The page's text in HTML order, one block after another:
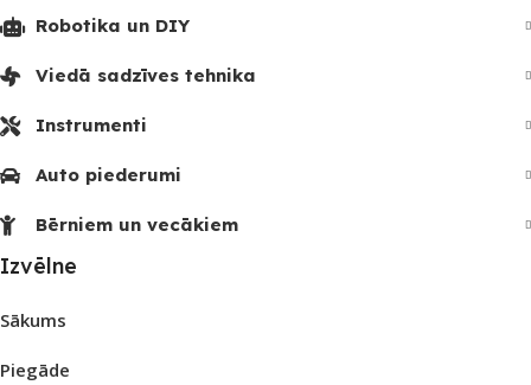
Robotika un DIY
Viedā sadzīves tehnika
Instrumenti
Auto piederumi
Bērniem un vecākiem
Izvēlne
Sākums
Piegāde